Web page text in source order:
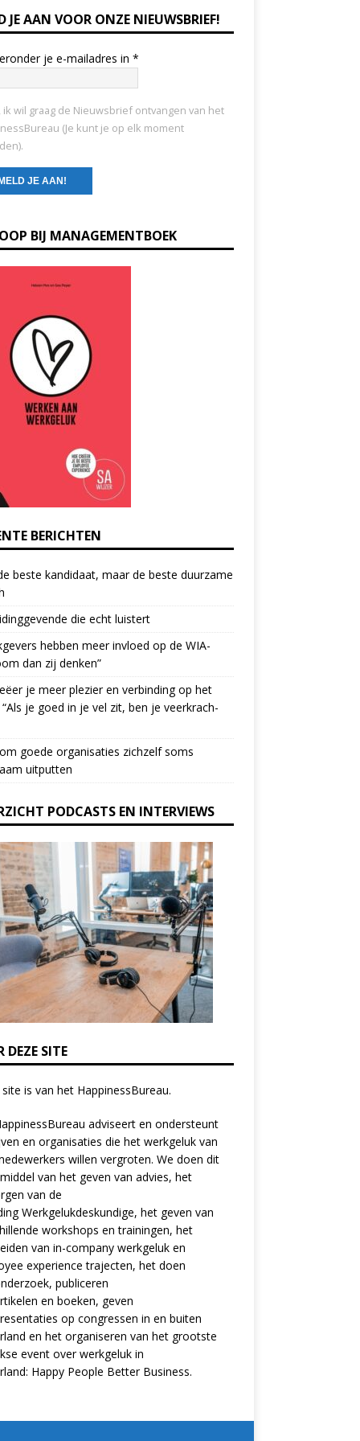
JE AAN VOOR ONZE NIEUWSBRIEF!
je e-mailadres in *
ik wil graag de Nieuwsbrief ontvangen van het
(Je kunt je op elk moment
BIJ MANAGEMENTBOEK
BERICHTEN
beste kandidaat, maar de beste duurzame
die echt luistert
hebben meer invloed op de WIA-
dan zij denken”
je meer plezier en verbinding op het
je goed in je vel zit, ben je veerkrach­
goede organisaties zichzelf soms
uitputten
PODCASTS EN INTERVIEWS
DEZE SITE
is van het HappinessBureau.
adviseert en ondersteunt
en organisaties die het werkgeluk van
willen vergroten. We doen dit
van het geven van advies, het
van de
Werkgelukdeskundige, het geven van
workshops en trainingen, het
van in-company werkgeluk en
experiencetrajecten, het doen
, publiceren
en boeken, geven
op congressen in en buiten
en het organiseren van het grootste
event over werkgeluk in
Happy People Better Business.